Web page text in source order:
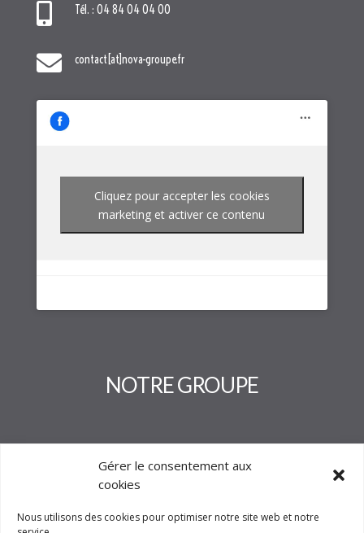
Gérer le consentement aux
cookies
Nous utilisons des cookies pour optimiser notre site web et notre
 Tél. : 04 84 04 04 00
 contact[at]nova-groupe.fr
Cliquez pour accepter les cookies
marketing et activer ce contenu
NOTRE GROUPE